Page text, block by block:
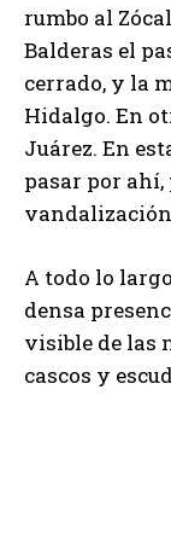
rumbo al
Balderas el
cerrado, y la
Hidalgo. En
Juárez. En
pasar por
A todo lo
densa
visible de las
cascos y